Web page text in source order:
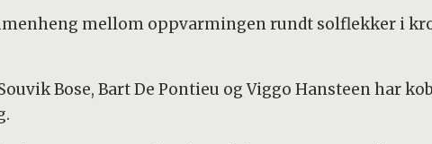
mellom oppvarmingen rundt solflekker i
Bose, Bart De Pontieu og Viggo Hansteen har